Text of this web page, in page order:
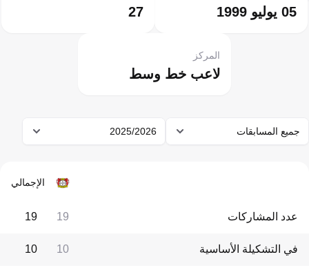
05 يوليو 1999 27
لاعب خط وسط
المركز
جميع المسابقات 2025/2026
الإجمالي
عدد المشاركات 19
19
في التشكيلة الأساسية 10
10